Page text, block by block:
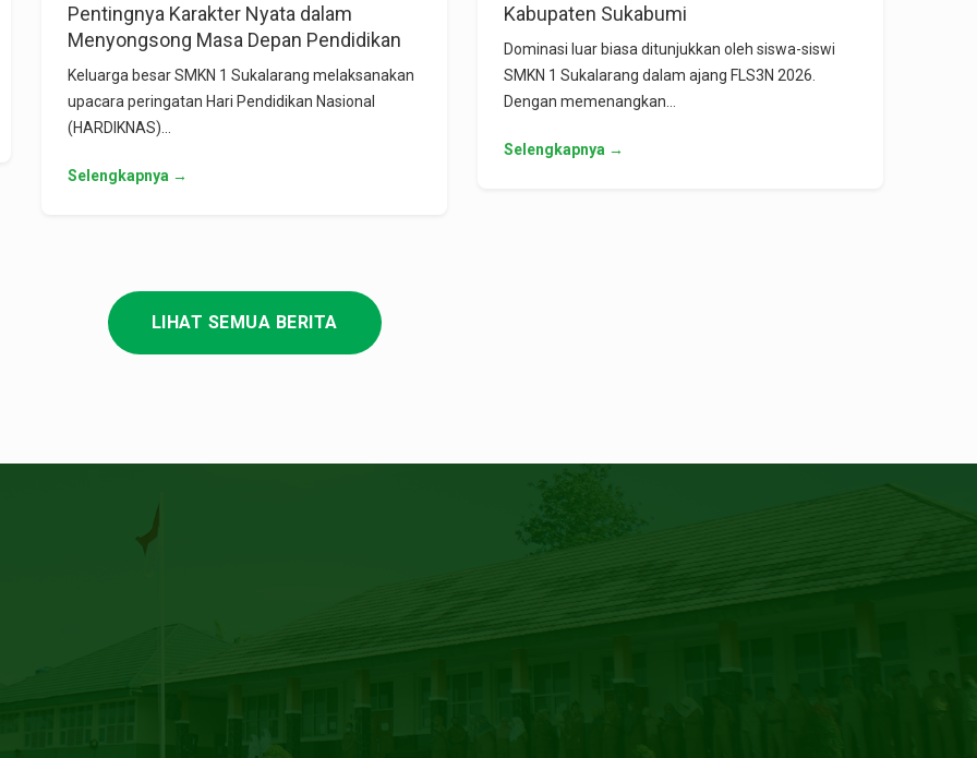
Pentingnya Karakter Nyata dalam
Menyongsong Masa Depan Pendidikan
Keluarga besar SMKN 1 Sukalarang melaksanakan
upacara peringatan Hari Pendidikan Nasional
(HARDIKNAS)…
Selengkapnya →
Kabupaten Sukabumi
Dominasi luar biasa ditunjukkan oleh siswa-siswi
SMKN 1 Sukalarang dalam ajang FLS3N 2026.
Dengan memenangkan…
Selengkapnya →
LIHAT SEMUA BERITA